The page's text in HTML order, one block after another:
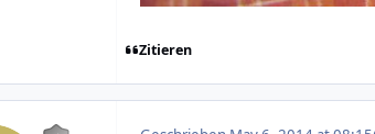
Zitieren